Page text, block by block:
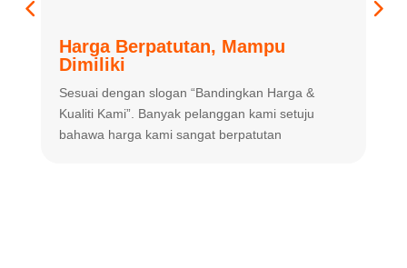
Harga Berpatutan, Mampu
Dimiliki
Sesuai dengan slogan “Bandingkan Harga &
Kualiti Kami”. Banyak pelanggan kami setuju
bahawa harga kami sangat berpatutan